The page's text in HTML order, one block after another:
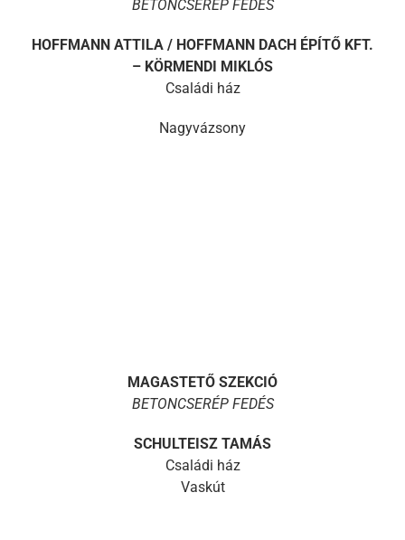
BETONCSERÉP FEDÉS
HOFFMANN ATTILA / HOFFMANN DACH ÉPÍTŐ KFT.
– KÖRMENDI MIKLÓS
Családi ház
Nagyvázsony
MAGASTETŐ SZEKCIÓ
BETONCSERÉP FEDÉS
SCHULTEISZ TAMÁS
Családi ház
Vaskút